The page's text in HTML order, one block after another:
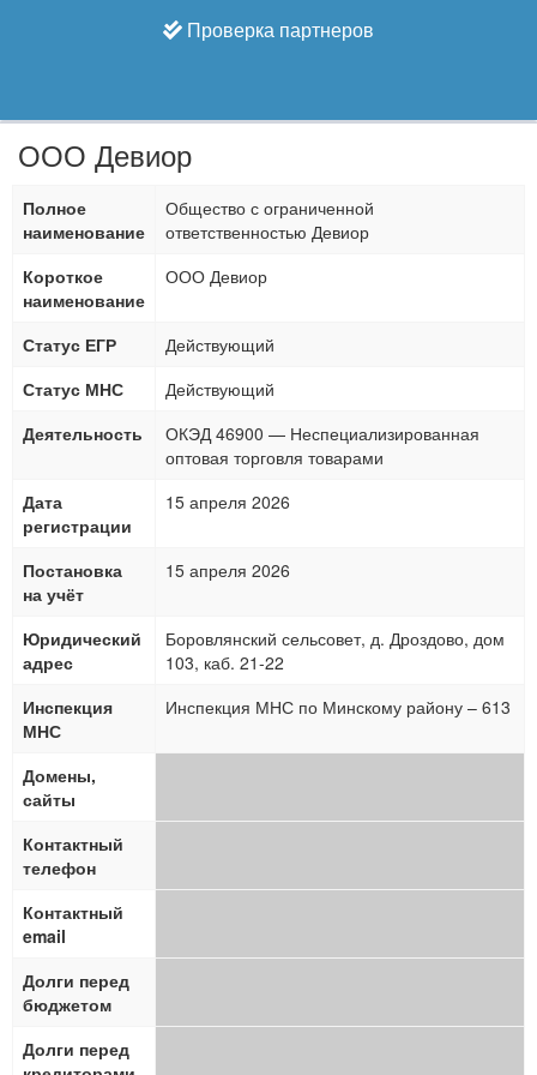
Проверка партнеров
ООО Девиор
Полное
наименование
Общество с ограниченной
ответственностью Девиор
Короткое
наименование
ООО Девиор
Статус ЕГР
Действующий
Статус МНС
Действующий
Деятельность
ОКЭД 46900 — Неспециализированная
оптовая торговля товарами
Дата
регистрации
15 апреля 2026
Постановка
на учёт
15 апреля 2026
Юридический
адрес
Боровлянский сельсовет, д. Дроздово, дом
103, каб. 21-22
Инспекция
МНС
Инспекция МНС по Минскому району – 613
Домены,
сайты
Контактный
телефон
Контактный
email
Долги перед
бюджетом
Долги перед